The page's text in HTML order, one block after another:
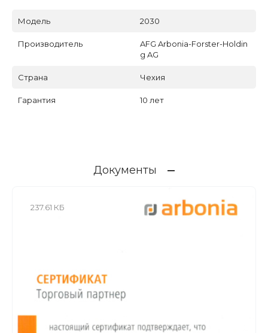
Модель 2030
Производитель
AFG Arbonia-Forster-Holdin
g AG
Страна Чехия
Гарантия 10 лет
Документы
237.61 КБ